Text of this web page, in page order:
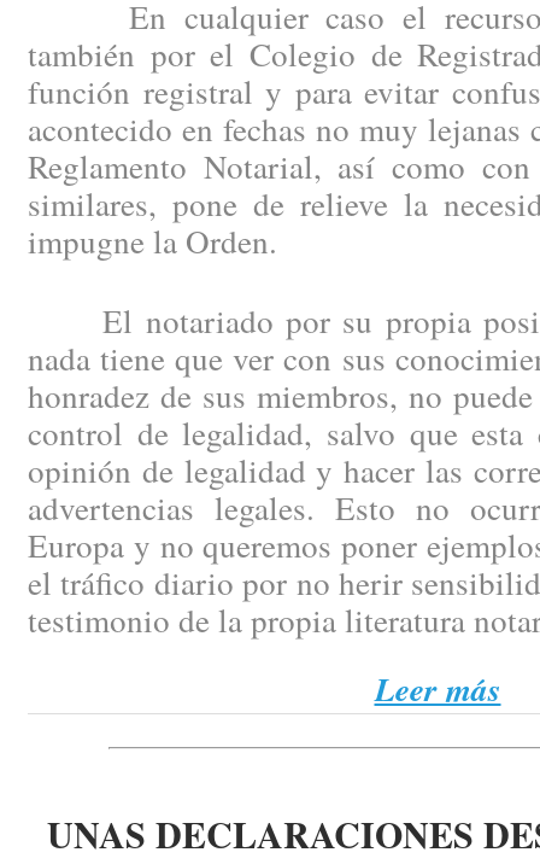
En cualquier caso el recurso
también por el Colegio de
función registral y para evitar
acontecido en fechas no muy
Reglamento Notarial, así como
similares, pone de relieve la
impugne la Orden.
El notariado por su propia
nada tiene que ver con sus
honradez de sus miembros, no
control de legalidad, salvo que
opinión de legalidad y hacer las
advertencias legales. Esto no
Europa y no queremos poner
el tráfico diario por no herir
testimonio de la propia literatura
Leer más
UNAS DECLARACIONES